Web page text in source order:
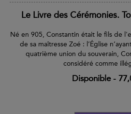
Le Livre des Cérémonies.
Né en 905, Constantin était le fils de
de sa maîtresse Zoé : l’Église
quatrième union du souverain,
considéré comme
Disponible-